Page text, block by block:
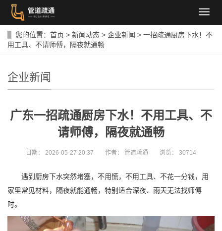
导
菜
您的位置： 首页 > 新闻动态 > 企业新闻 > 一招疏通厨房下水！不
用工具、不请师傅，隔夜就通畅
企业新闻
广东一招疏通厨房下水！不用工具、不
请师傅，隔夜就通畅
日期： 2026-05-27 20:37 作者： 管道疏通 浏览： 30714
遇到厨房下水突然堵塞，不用慌，不用工具、不花一分钱，用
家里常见材料，隔夜就能通畅，特别适合深夜、雨天无法找师傅
时。